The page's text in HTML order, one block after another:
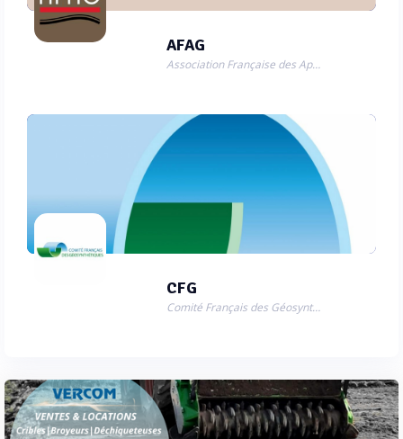
AFAG
Association Française des Applicateurs de Géomembranes (AFAG)
CFG
Comité Français des Géosynthétiques